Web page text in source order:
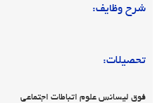
شرح وظایف:
تحصیلات:
فوق لیسانس علوم اتباطات اجتماعی